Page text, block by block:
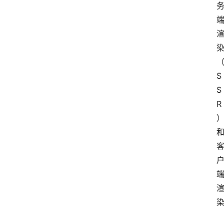
务
端
渲
染
（
S
S
R
）
和
客
户
端
渲
染